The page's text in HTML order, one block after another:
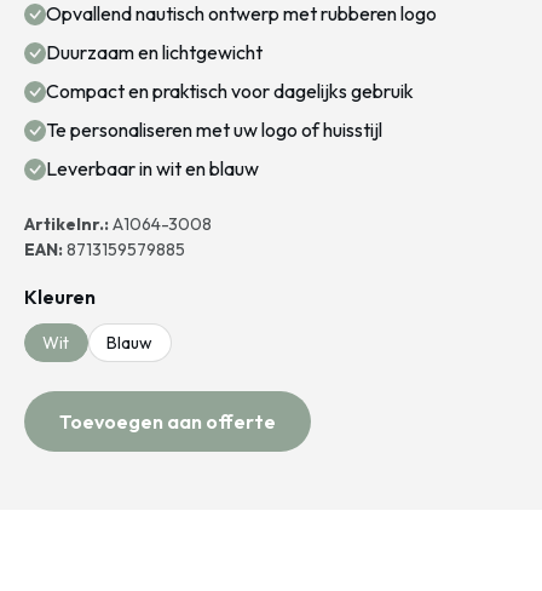
Opvallend nautisch ontwerp met rubberen logo
Duurzaam en lichtgewicht
Compact en praktisch voor dagelijks gebruik
Te personaliseren met uw logo of huisstijl
Leverbaar in wit en blauw
Artikelnr.:A1064-3008
EAN:8713159579885
Kleuren
Wit Blauw
Toevoegen aan offerte